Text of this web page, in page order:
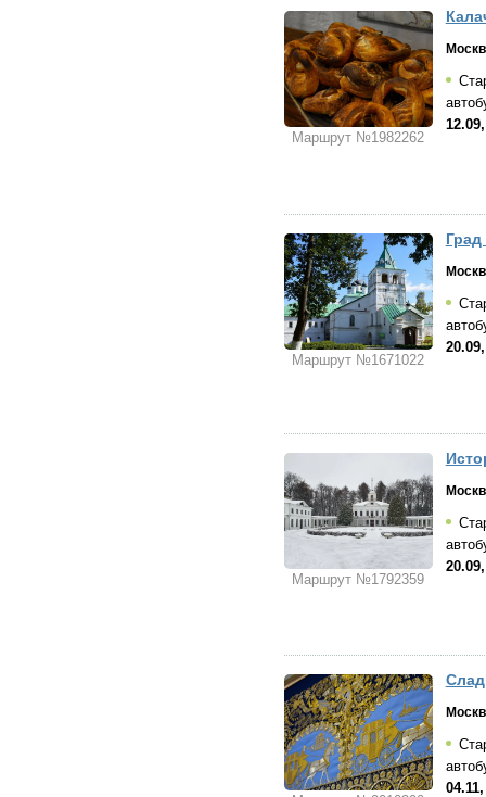
Маршрут №1982262
Маршрут №1671022
Маршрут №1792359